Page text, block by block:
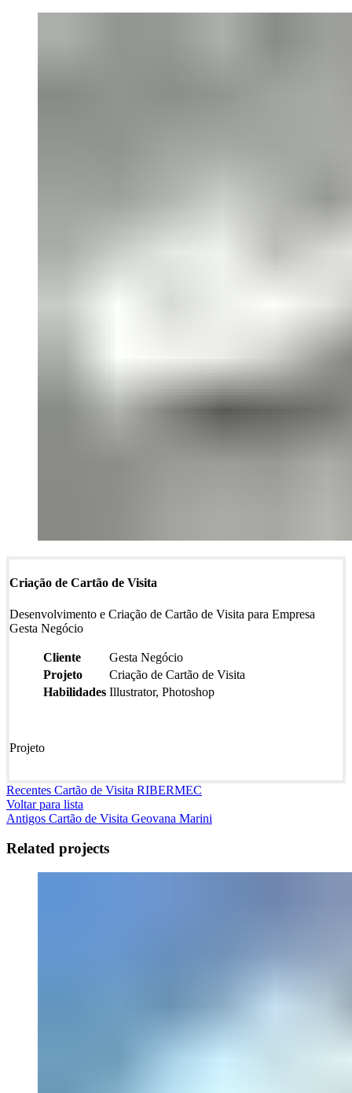
Criação de Cartão de Visita
Desenvolvimento e Criação de Cartão de Visita para Empresa
Gesta Negócio
Cliente
Gesta Negócio
Projeto
Criação de Cartão de Visita
Habilidades Illustrator, Photoshop
Projeto
Recentes Cartão de Visita RIBERMEC
Voltar para lista
Antigos Cartão de Visita Geovana Marini
Related projects